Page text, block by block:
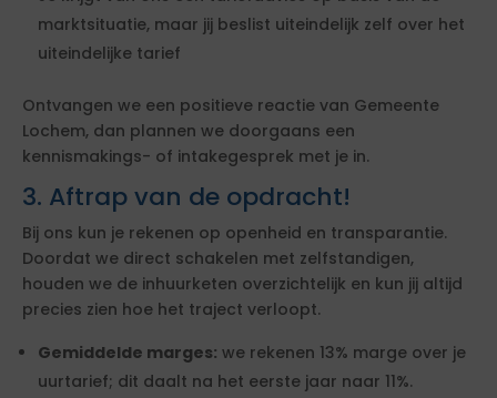
marktsituatie, maar jij beslist uiteindelijk zelf over het
uiteindelijke tarief
Ontvangen we een positieve reactie van Gemeente
Lochem, dan plannen we doorgaans een
kennismakings- of intakegesprek met je in.
3. Aftrap van de opdracht!
Bij ons kun je rekenen op openheid en transparantie.
Doordat we direct schakelen met zelfstandigen,
houden we de inhuurketen overzichtelijk en kun jij altijd
precies zien hoe het traject verloopt.
Gemiddelde marges: we rekenen 13% marge over je
uurtarief; dit daalt na het eerste jaar naar 11%.